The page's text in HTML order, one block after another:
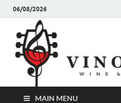
06/08/2026
MAIN MENU